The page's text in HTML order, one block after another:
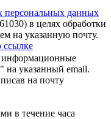
персональных данных
в целях обработки
на указанную почту.
ссылке
информационные
указанный email.
на почту
в течение часа